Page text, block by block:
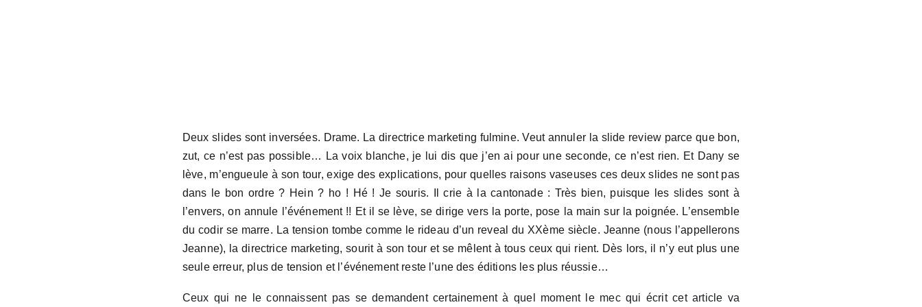
Deux slides sont inversées. Drame. La directrice marketing fulmine. Veut annuler la slide review parce que bon,
zut, ce n’est pas possible… La voix blanche, je lui dis que j’en ai pour une seconde, ce n’est rien. Et Dany se
lève, m’engueule à son tour, exige des explications, pour quelles raisons vaseuses ces deux slides ne sont pas
dans le bon ordre ? Hein ? ho ! Hé ! Je souris. Il crie à la cantonade : Très bien, puisque les slides sont à
l’envers, on annule l’événement !! Et il se lève, se dirige vers la porte, pose la main sur la poignée. L’ensemble
du codir se marre. La tension tombe comme le rideau d’un reveal du XXème siècle. Jeanne (nous l’appellerons
Jeanne), la directrice marketing, sourit à son tour et se mêlent à tous ceux qui rient. Dès lors, il n’y eut plus une
seule erreur, plus de tension et l’événement reste l’une des éditions les plus réussie…
Ceux qui ne le connaissent pas se demandent certainement à quel moment le mec qui écrit cet article va